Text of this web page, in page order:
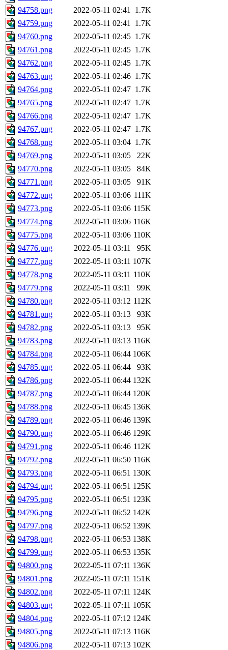
94758.png
2022-05-11 02:41 1.7K
94759.png
2022-05-11 02:41 1.7K
94760.png
2022-05-11 02:45 1.7K
94761.png
2022-05-11 02:45 1.7K
94762.png
2022-05-11 02:45 1.7K
94763.png
2022-05-11 02:46 1.7K
94764.png
2022-05-11 02:47 1.7K
94765.png
2022-05-11 02:47 1.7K
94766.png
2022-05-11 02:47 1.7K
94767.png
2022-05-11 02:47 1.7K
94768.png
2022-05-11 03:04 1.7K
94769.png
2022-05-11 03:05
22K
94770.png
2022-05-11 03:05
84K
94771.png
2022-05-11 03:05
91K
94772.png
2022-05-11 03:06 111K
94773.png
2022-05-11 03:06 115K
94774.png
2022-05-11 03:06 116K
94775.png
2022-05-11 03:06 110K
94776.png
2022-05-11 03:11
95K
94777.png
2022-05-11 03:11 107K
94778.png
2022-05-11 03:11 110K
94779.png
2022-05-11 03:11
99K
94780.png
2022-05-11 03:12 112K
94781.png
2022-05-11 03:13
93K
94782.png
2022-05-11 03:13
95K
94783.png
2022-05-11 03:13 116K
94784.png
2022-05-11 06:44 106K
94785.png
2022-05-11 06:44
93K
94786.png
2022-05-11 06:44 132K
94787.png
2022-05-11 06:44 120K
94788.png
2022-05-11 06:45 136K
94789.png
2022-05-11 06:46 139K
94790.png
2022-05-11 06:46 129K
94791.png
2022-05-11 06:46 112K
94792.png
2022-05-11 06:50 116K
94793.png
2022-05-11 06:51 130K
94794.png
2022-05-11 06:51 125K
94795.png
2022-05-11 06:51 123K
94796.png
2022-05-11 06:52 142K
94797.png
2022-05-11 06:52 139K
94798.png
2022-05-11 06:53 138K
94799.png
2022-05-11 06:53 135K
94800.png
2022-05-11 07:11 136K
94801.png
2022-05-11 07:11 151K
94802.png
2022-05-11 07:11 124K
94803.png
2022-05-11 07:11 105K
94804.png
2022-05-11 07:12 124K
94805.png
2022-05-11 07:13 116K
94806.png
2022-05-11 07:13 102K